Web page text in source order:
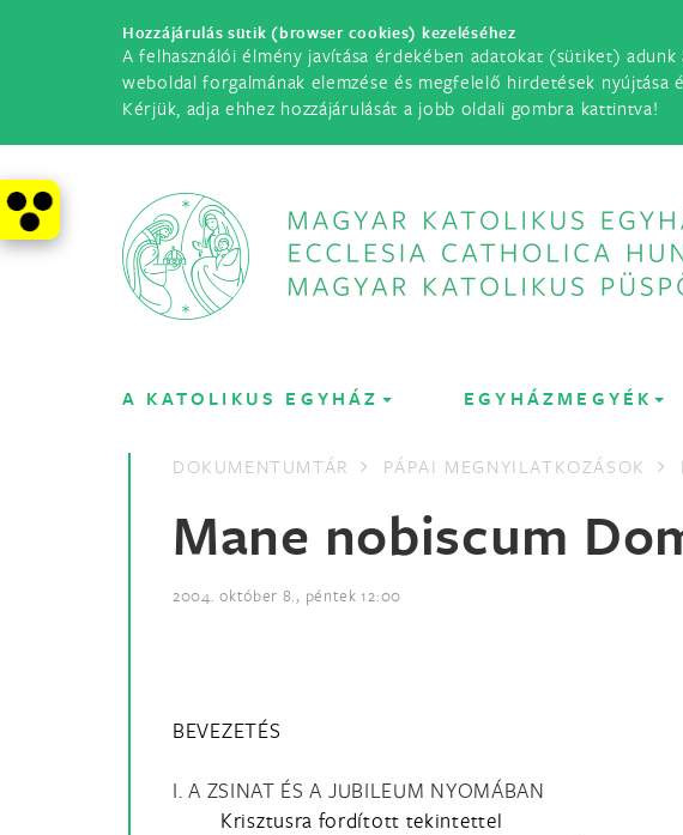
Hozzájárulás sütik (browser cookies) kezeléséhez
A felhasználói élmény javítása érdekében adatokat (sütiket)
weboldal forgalmának elemzése és megfelelő hirdetések nyújtása
Kérjük, adja ehhez hozzájárulását a jobb oldali gombra kattintva!
A KATOLIKUS EGYHÁZ EGYHÁZMEGYÉK
DOKUMENTUMTÁR PÁPAI MEGNYILATKOZÁSOK
Mane nobiscum
2004. október 8., péntek 12:00
BEVEZETÉS
I. A ZSINAT ÉS A JUBILEUM NYOMÁBAN
Krisztusra fordított tekintettel